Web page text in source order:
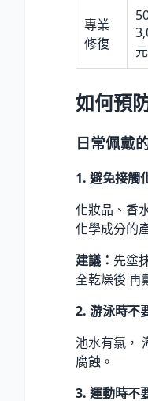
專業
修復
元
如何預
日常佩戴
1. 避免接觸
化妝品、香
化學成分的
建議： 先塗
全乾燥後 再
2. 游泳時不
池水有氯，
腐蝕。
3. 運動時不